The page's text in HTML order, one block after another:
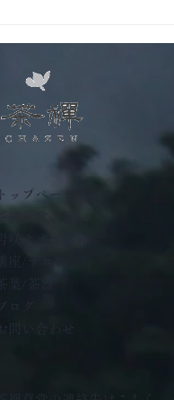
トップページ
茶葉/茶器
お問い合わせ